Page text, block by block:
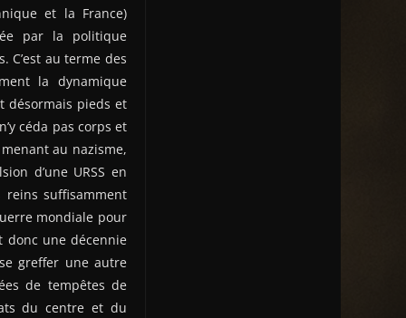
et la France)
par la politique
C’est au terme des
la dynamique
désormais pieds et
céda pas corps et
au nazisme,
d’une URSS en
suffisamment
mondiale pour
donc une décennie
greffer une autre
de tempêtes de
du centre et du